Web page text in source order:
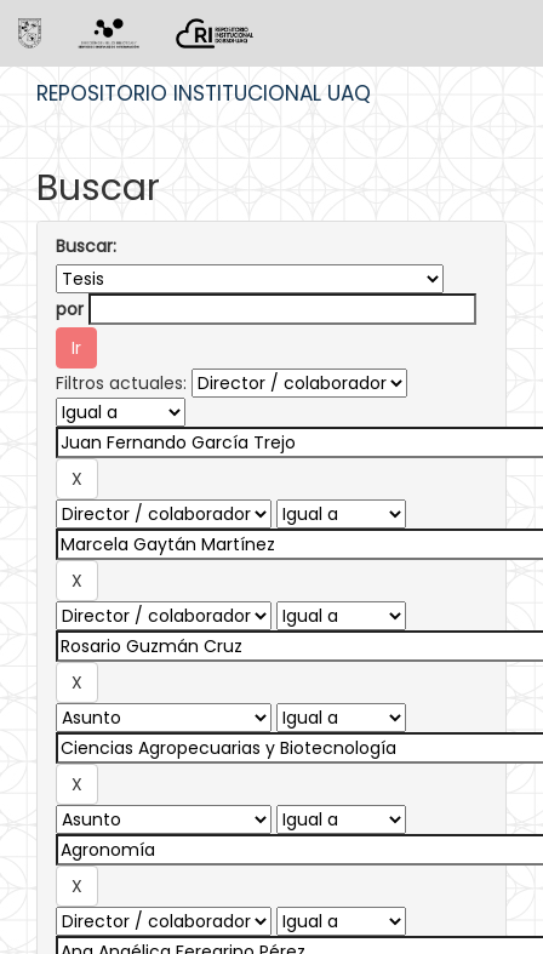
REPOSITORIO INSTITUCIONAL UAQ
Buscar
Buscar:
por
Filtros actuales: